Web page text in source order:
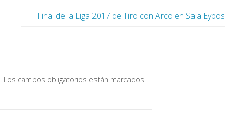
Final de la Liga 2017 de Tiro con Arco en Sala Eypos
Los campos obligatorios están marcados